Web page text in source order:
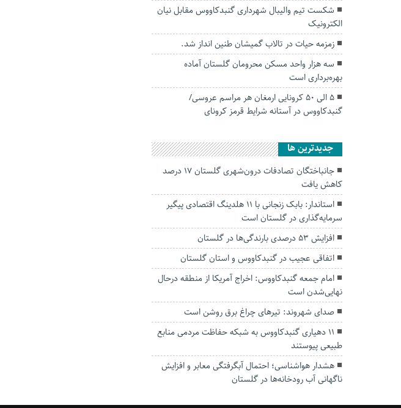
شکست تیم والیبال شهرداری گنبدکاووس مقابل نیان
الکترونیک‌
زمزمه حیات در تالاب گمیشان طنین انداز شد.
سه هزار واحد مسکن محرومان گلستان آماده
بهره‌برداری است
5 الی 50 کرونایی ارمغان هر مراسم عروسی/
گنبدکاووس در آستانه شرایط قرمز کرونای
جديدترين ها
جانباختگان تصادفات درون‌شهری گلستان ۱۷ درصد
کاهش یافت
استاندار: بابک زنجانی با ۱۱ هلدینگ اقتصادی پیگیر
سرمایه‌گذاری در گلستان است
افزایش ۵۳ درصدی بارندگی‌ها در گلستان
اتفاقی عجیب در‌ گنبدکاووس و استان گلستان
امام جمعه گنبدکاووس: اخراج آمریکا از منطقه درحال
نهایی‌شدن است
صدای شهروند: تیرهای چراغ برق روشن است
۱۱ دهیاری گنبدکاووس به شبکه حفاظت مردمی منابع
طبیعی پیوستند
هشدار هواشناسی؛ احتمال آبگرفتگی معابر و افزایش
ناگهانی آب رودخانه‌ها در گلستان